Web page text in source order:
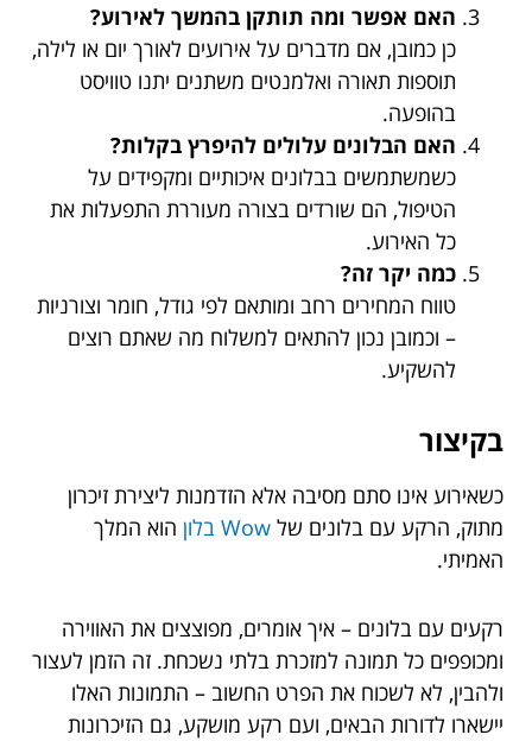
האם אפשר ומה תותקן בהמשך לאירוע?
כן כמובן, אם מדברים על אירועים לאורך יום או לילה,
תוספות תאורה ואלמנטים משתנים יתנו טוויסט
בהופעה.
האם הבלונים עלולים להיפרץ בקלות?
כשמשתמשים בבלונים איכותיים ומקפידים על
הטיפול, הם שורדים בצורה מעוררת התפעלות את
כל האירוע.
כמה יקר זה?
טווח המחירים רחב ומותאם לפי גודל, חומר וצורניות
– וכמובן נכון להתאים למשלוח מה שאתם רוצים
להשקיע.
בקיצור
כשאירוע אינו סתם מסיבה אלא הזדמנות ליצירת זיכרון
מתוק, הרקע עם בלונים של Wow בלון
הוא המלך
האמיתי.
רקעים עם בלונים – איך אומרים, מפוצצים את האווירה
ומכופפים כל תמונה למזכרת בלתי נשכחת. זה הזמן לעצור
ולהבין, לא לשכוח את הפרט החשוב – התמונות האלו
יישארו לדורות הבאים, ועם רקע מושקע, גם הזיכרונות